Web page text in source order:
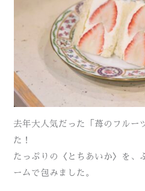
去年大人気だった「苺のフルー
た！
たっぷりの〈とちあいか〉を、
ームで包みました。